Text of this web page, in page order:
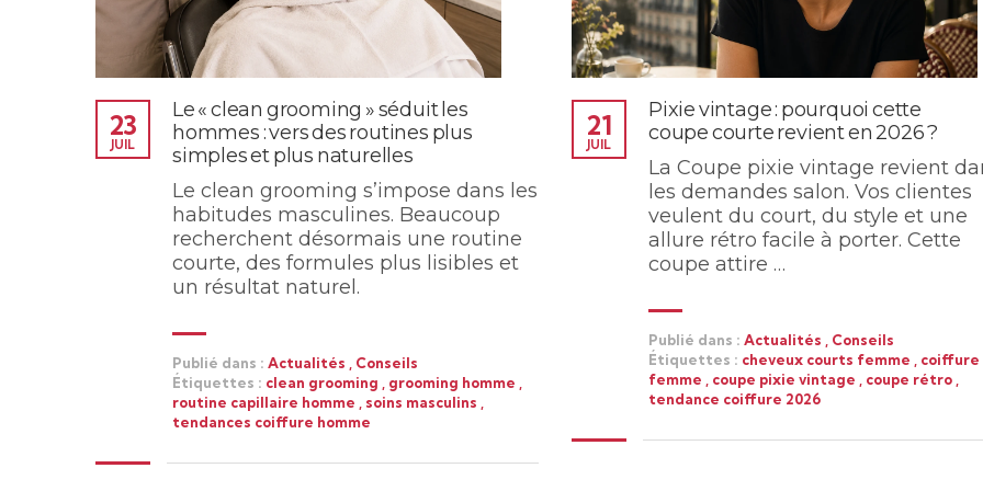
Le « clean grooming » séduit les
hommes : vers des routines plus
simples et plus naturelles
23
JUIL
Le clean grooming s’impose dans les
habitudes masculines. Beaucoup
recherchent désormais une routine
courte, des formules plus lisibles et
un résultat naturel.
Publié dans : Actualités
Conseils
Étiquettes : clean grooming grooming homme
routine capillaire homme
soins masculins
tendances coiffure homme
Pixie vintage : pourquoi cette
coupe courte revient en 2026 ?
21
JUIL
La Coupe pixie vintage revient
les demandes salon. Vos clientes
veulent du court, du style et une
allure rétro facile à porter. Cette
coupe attire …
Publié dans : Actualités
Conseils
Étiquettes : cheveux courts femme
coiffure
femme
coupe pixie vintage coupe rétro
tendance coiffure 2026